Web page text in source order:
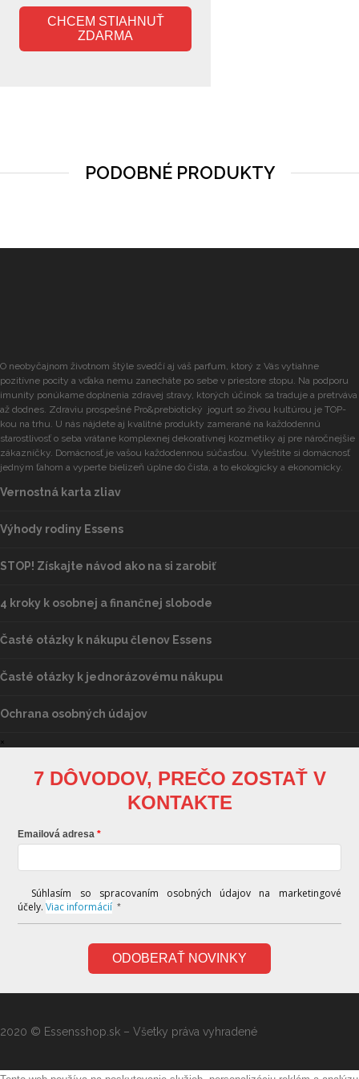
CHCEM STIAHNUŤ
ZDARMA
PODOBNÉ PRODUKTY
O neobyčajnom životnom štýle svedčí aj váš parfum, ktorý z Vás vytiahne
pozitívne pocity a vďaka nemu zanecháte po sebe v priestore stopu. Na podporu
imunity ponúkame doplnenia zdravej stravy, ktorých účinok sa traduje a pretrváva
až dodnes. Zdraviu prospešné Pro&prebiotický jogurt so živou kultúrou je TOP-
kou na trhu. U nás nájdete aj kvalitné produkty zamerané na každodennú
starostlivosť o seba vrátane komplexnej dekoratívnej kozmetiky aj pre náročnejšie
zákazníčky. Domácnosť je vašou každodennou súčasťou. Vyleštite si domácnosť
jedným ťahom a vyperte bielizeň úplne do čista, a to ekologicky a ekonomicky.
Vernostná karta zliav
Výhody rodiny Essens
STOP! Získajte návod ako na si zarobiť
4 kroky k osobnej a finančnej slobode
Časté otázky k nákupu členov Essens
Časté otázky k jednorázovému nákupu
Ochrana osobných údajov
×
7 DÔVODOV, PREČO ZOSTAŤ V
KONTAKTE
Emailová adresa
Súhlasím so spracovaním osobných údajov na marketingové
účely.Viac informácií *
ODOBERAŤ NOVINKY
2020 © Essensshop.sk – Všetky práva vyhradené